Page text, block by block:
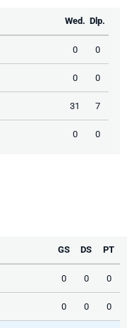
Wed. Dlp.
0 0
0 0
31 7
0 0
GS DS PT
0 0 0
0 0 0